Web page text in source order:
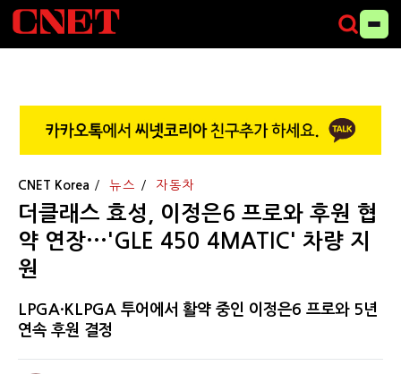
CNET Korea 뉴스 자동차
더클래스 효성, 이정은6 프로와 후원 협
약 연장···'GLE 450 4MATIC' 차량 지
원
LPGA·KLPGA 투어에서 활약 중인 이정은6 프로와 5년
연속 후원 결정